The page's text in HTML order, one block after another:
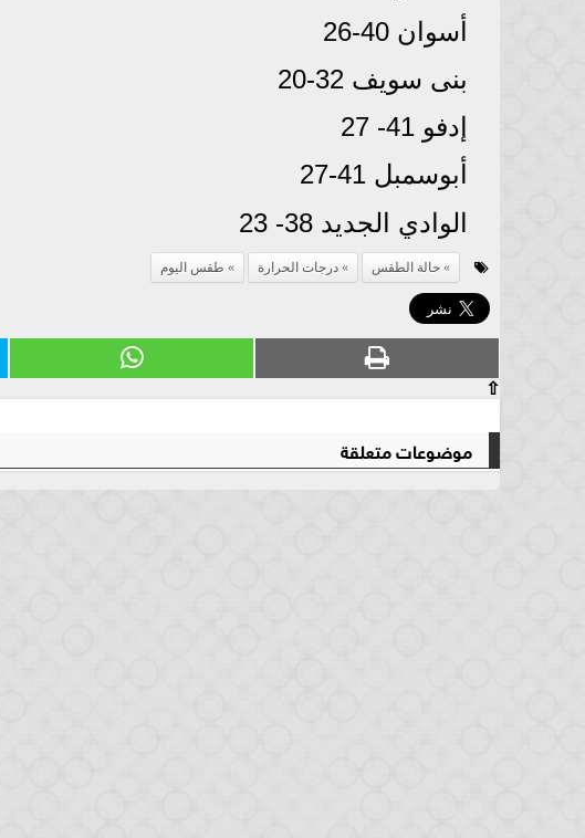
أسوان 40-26
بنى سويف 32-20
إدفو 41- 27
أبوسمبل 41-27
الوادي الجديد 38- 23
حالة الطقس درجات الحرارة طقس اليوم
⇧
موضوعات متعلقة